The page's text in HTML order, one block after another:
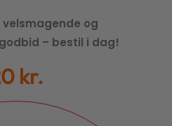
velsmagende og
– bestil i dag!
kr.